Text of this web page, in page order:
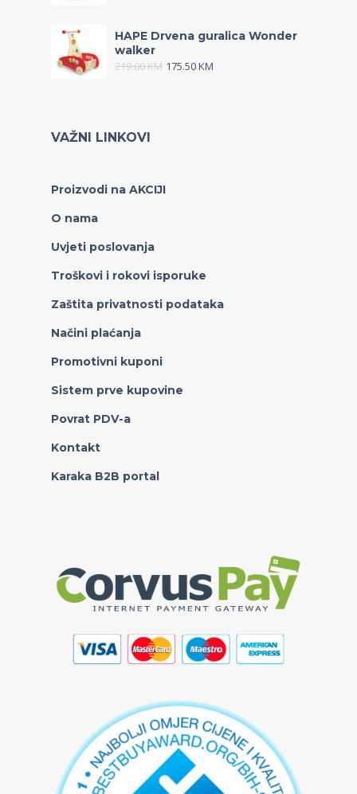
HAPE Drvena guralica Wonder
walker
219.00KM 175.50KM
VAŽNI LINKOVI
Proizvodi na AKCIJI
O nama
Uvjeti poslovanja
Troškovi i rokovi isporuke
Zaštita privatnosti podataka
Načini plaćanja
Promotivni kuponi
Sistem prve kupovine
Povrat PDV-a
Kontakt
Karaka B2B portal